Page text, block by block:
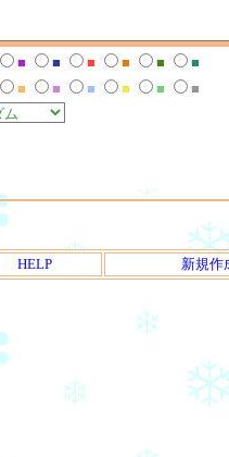
■ ■ ■ ■ ■
■
■ ■ ■ ■ ■
■
HELP 新規作